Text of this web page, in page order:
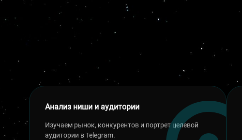
Анализ ниши и аудитории
Изучаем рынок, конкурентов и портрет целевой
аудитории в Telegram.